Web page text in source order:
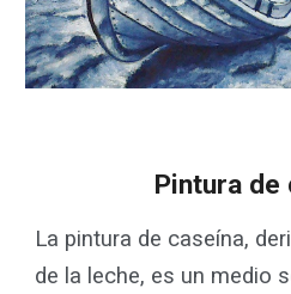
Pintura de
La pintura de caseína,
de la leche, es un medio